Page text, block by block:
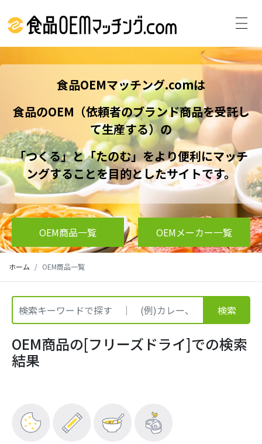
食品OEMマッチング.comは
食品のOEM（依頼者のブランド商品を受託し
て生産する）の
「つくる」と「たのむ」をより便利にマッチ
ングすることを目的としたサイトです。
OEM商品一覧 OEMメーカー一覧
ホーム OEM商品一覧
検索
OEM商品の[フリーズドライ]での検索
結果